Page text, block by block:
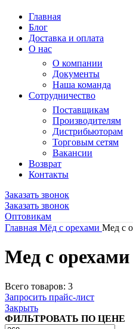
Главная
Блог
Доставка и оплата
О нас
О компании
Документы
Наша команда
Сотрудничество
Поставщикам
Производителям
Дистрибьюторам
Торговым сетям
Вакансии
Возврат
Контакты
Заказать звонок
Заказать звонок
Оптовикам
Главная Мёд c орехами Мeд с
Мeд с
Всего товаров: 3
Запросить прайс-лист
Закрыть
ФИЛЬТРОВАТЬ ПО ЦЕНЕ